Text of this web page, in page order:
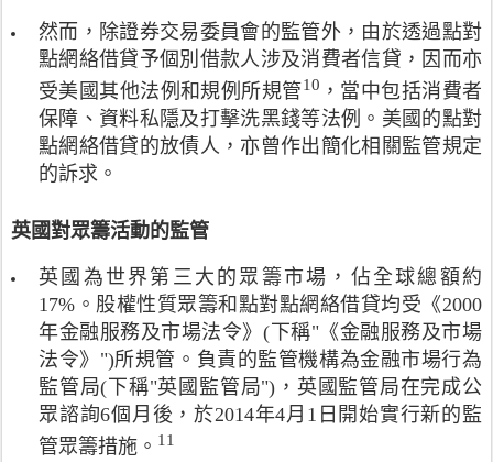
究
對
象
，
因
為
該
在
近
兩
年
均
在
監
管
方
0
頁
。
v
e
l
o
p
m
e
n
C
u
n
c
(
2
0
最
終
則
，
取
求
投
資
者
最
低
每
表
證
券
交
易
委
在
2
0
0
8
年
1
1
月
裁
定
然而，除證券交易委員會的監管外，由於透過點對
點網絡借貸予個別借款人涉及消費者信貸，因而亦
受美國其他法例和規例所規管10 註
釋
符
號
而
言
，
由
於
點
對
，當中包括消費者
保障、資料私隱及打擊洗黑錢等法例。美國的點對
點網絡借貸的放債人，亦曾作出簡化相關監管規定
的訴求。
英國對眾籌活動的監管
英國為世界第三大的眾籌市場，佔全球總額約
17%。股權性質眾籌和點對點網絡借貸均受《2000
年金融服務及市場法令》(下稱"《金融服務及市場
法令》")所規管。負責的監管機構為金融市場行為
監管局(下稱"英國監管局")，英國監管局在完成公
眾諮詢6個月後，於2014年4月1日開始實行新的監
管眾籌措施。 11